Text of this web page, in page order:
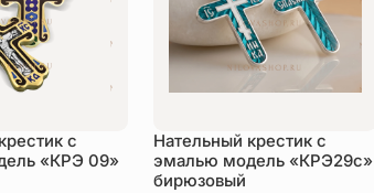
с
«КРЭ 09»
Нательный крестик с
эмалью модель «КРЭ29с»
бирюзовый